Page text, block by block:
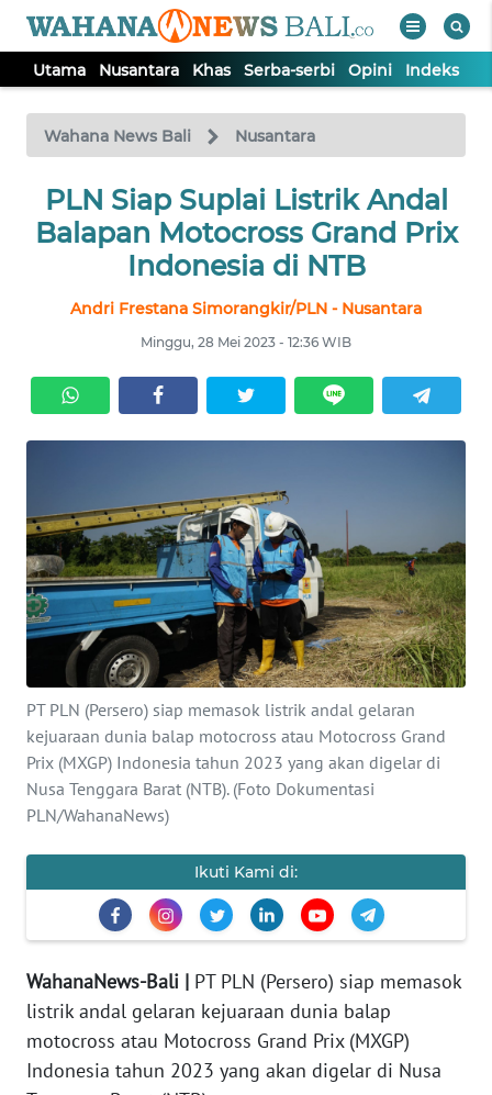
Utama Nusantara Khas Serba-serbi Opini Indeks
Wahana News Bali Nusantara
PLN Siap Suplai Listrik Andal
Balapan Motocross Grand Prix
Indonesia di NTB
Andri Frestana Simorangkir/PLN - Nusantara
Minggu, 28 Mei 2023 - 12:36 WIB
PT PLN (Persero) siap memasok listrik andal gelaran
kejuaraan dunia balap motocross atau Motocross Grand
Prix (MXGP) Indonesia tahun 2023 yang akan digelar di
Nusa Tenggara Barat (NTB). (Foto Dokumentasi
PLN/WahanaNews)
Ikuti Kami di:
WahanaNews-Bali | PT PLN (Persero) siap memasok
listrik andal gelaran kejuaraan dunia balap
motocross atau Motocross Grand Prix (MXGP)
Indonesia tahun 2023 yang akan digelar di Nusa
TV
Tutup
UTAMA
KHAS
SERBA-
SERBI
Informasi
INDEKS
BERITA
KONTAK
INFO
IKLAN
TENTANG
SIBER
REDAKSI
KARIR